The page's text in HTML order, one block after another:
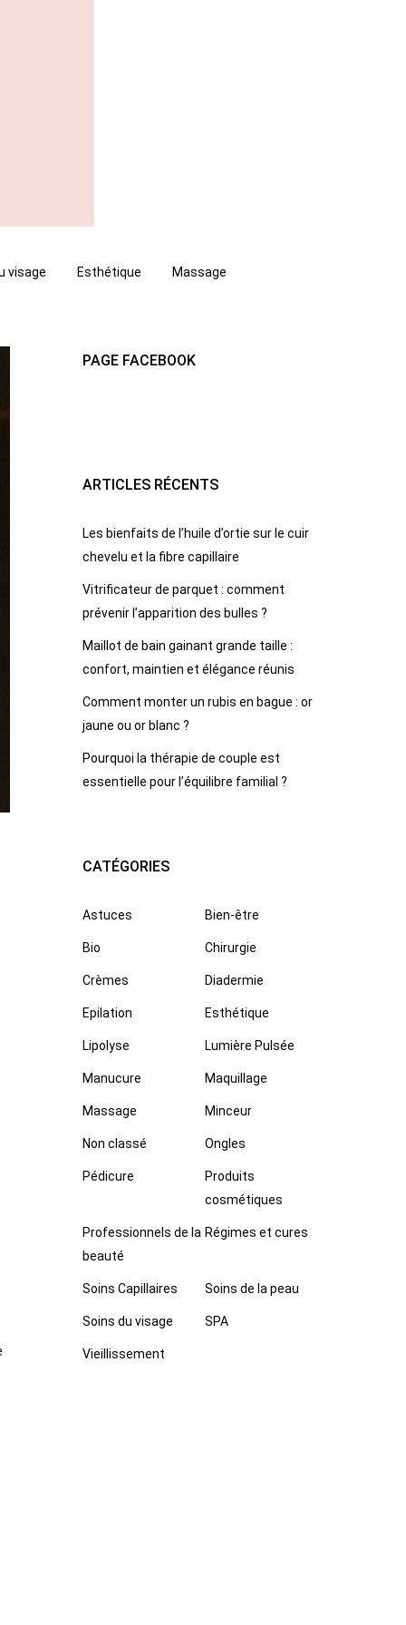
visage Esthétique Massage
PAGE FACEBOOK
ARTICLES RÉCENTS
Les bienfaits de l’huile d’ortie sur le cuir
chevelu et la fibre capillaire
Vitrificateur de parquet : comment
prévenir l’apparition des bulles ?
Maillot de bain gainant grande taille :
confort, maintien et élégance réunis
Comment monter un rubis en bague : or
jaune ou or blanc ?
Pourquoi la thérapie de couple est
essentielle pour l’équilibre familial ?
CATÉGORIES
Astuces Bien-être
Bio Chirurgie
Crèmes Diadermie
Epilation Esthétique
Lipolyse Lumière Pulsée
Manucure Maquillage
Massage Minceur
Non classé Ongles
Pédicure
Produits
cosmétiques
Professionnels de la
beauté
Régimes et cures
Soins Capillaires Soins de la peau
Soins du visage SPA
Vieillissement